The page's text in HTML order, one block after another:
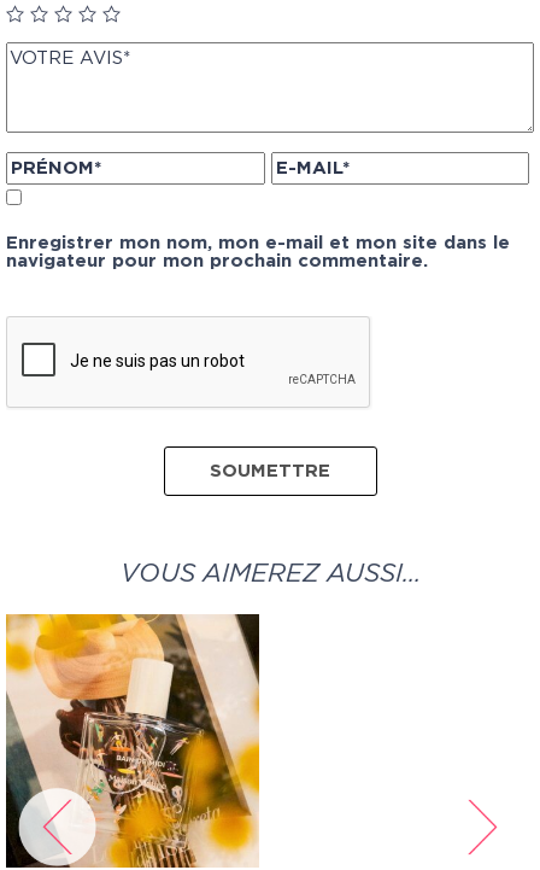
Enregistrer mon nom, mon e-mail et mon site dans le
navigateur pour mon prochain commentaire.
VOUS AIMEREZ AUSSI…